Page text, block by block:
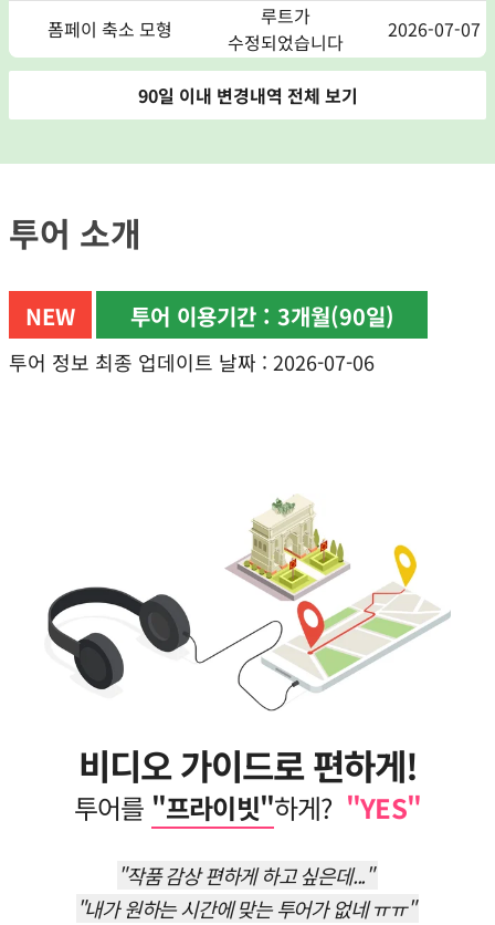
폼페이 축소 모형
루트가
수정되었습니다
2026-07-07
90일 이내 변경내역 전체 보기
투어 소개
NEW 투어 이용기간 : 3개월(90일)
투어 정보 최종 업데이트 날짜 : 2026-07-06
비디오 가이드로 편하게!
투어를 "프라이빗"하게? "YES"
"작품 감상 편하게 하고 싶은데..."
"내가 원하는 시간에 맞는 투어가 없네 ㅠㅠ"